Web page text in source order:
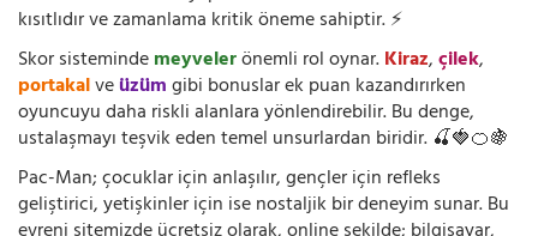
kısıtlıdır ve zamanlama kritik öneme sahiptir. ⚡
Skor sistemindemeyvelerönemli rol oynar.Kiraz,çilek,
portakalveüzümgibi bonuslar ek puan kazandırırken
oyuncuyu daha riskli alanlara yönlendirebilir. Bu denge,
ustalaşmayı teşvik eden temel unsurlardan biridir. 🍒🍓🍊🍇
Pac-Man; çocuklar için anlaşılır, gençler için refleks
geliştirici, yetişkinler için ise nostaljik bir deneyim sunar. Bu